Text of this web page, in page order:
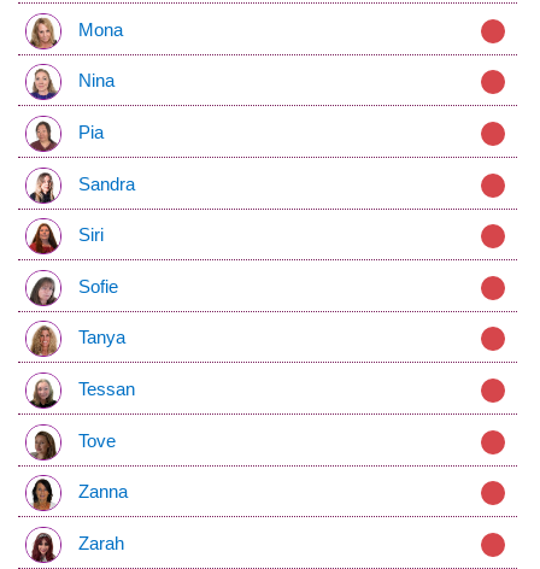
Mona
Nina
Pia
Sandra
Siri
Sofie
Tanya
Tessan
Tove
Zanna
Zarah